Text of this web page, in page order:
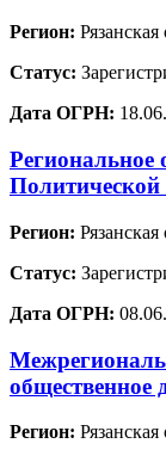
Регион: Рязанская
Статус:
Дата ОГРН:
Региональное
Регион: Рязанская
Статус:
Дата ОГРН:
Регион: Рязанская